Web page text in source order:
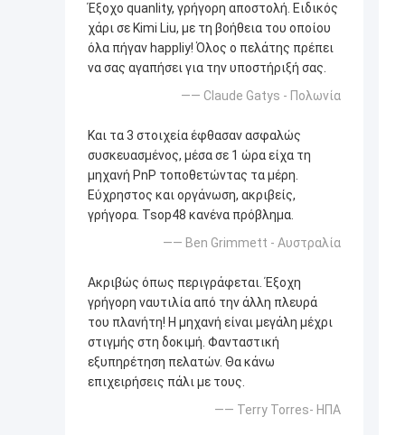
Έξοχο quanlity, γρήγορη αποστολή. Ειδικός
χάρι σε Kimi Liu, με τη βοήθεια του οποίου
όλα πήγαν happliy! Όλος ο πελάτης πρέπει
να σας αγαπήσει για την υποστήριξή σας.
—— Claude Gatys - Πολωνία
Και τα 3 στοιχεία έφθασαν ασφαλώς
συσκευασμένος, μέσα σε 1 ώρα είχα τη
μηχανή PnP τοποθετώντας τα μέρη.
Εύχρηστος και οργάνωση, ακριβείς,
γρήγορα. Tsop48 κανένα πρόβλημα.
—— Ben Grimmett - Αυστραλία
Ακριβώς όπως περιγράφεται. Έξοχη
γρήγορη ναυτιλία από την άλλη πλευρά
του πλανήτη! Η μηχανή είναι μεγάλη μέχρι
στιγμής στη δοκιμή. Φανταστική
εξυπηρέτηση πελατών. Θα κάνω
επιχειρήσεις πάλι με τους.
—— Terry Torres- ΗΠΑ